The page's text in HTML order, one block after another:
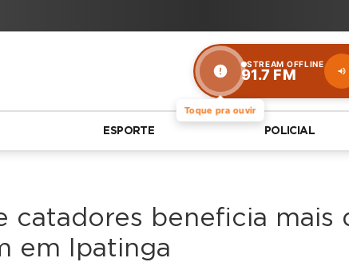
Toque pra ouvir
STREAM OFFLINE
91.7 FM
Stream
offline
ESPORTE POLICIAL
catadores beneficia mais
em Ipatinga